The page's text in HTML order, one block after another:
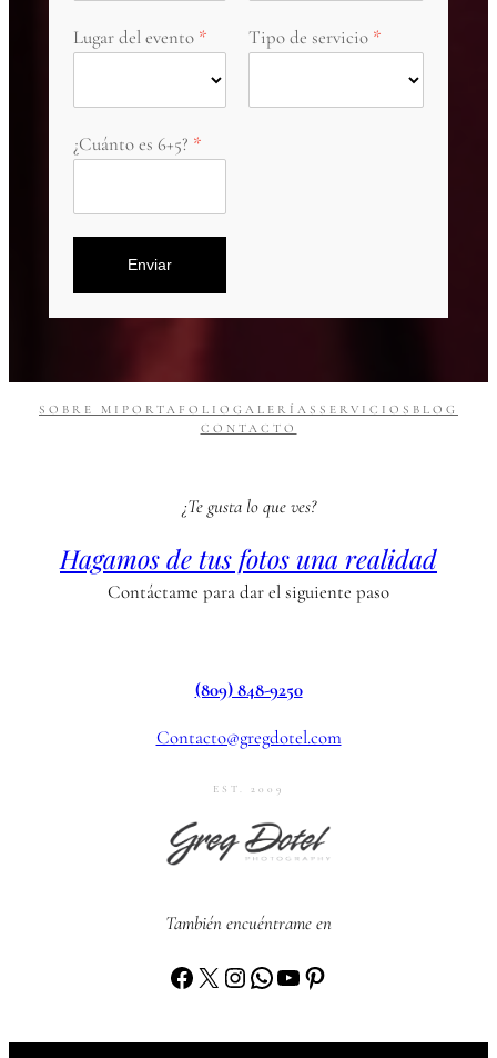
Lugar del evento Tipo de servicio
¿Cuánto es 6+5?
Enviar
SOBRE MI PORTAFOLIO GALERÍAS SERVICIOS BLOG
CONTACTO
¿Te gusta lo que ves?
Hagamos de tus fotos una realidad
Contáctame para dar el siguiente paso
(809) 848-9250
Contacto@gregdotel.com
EST. 2009
También encuéntrame en
Facebook X Instagram WhatsApp YouTube Pinterest